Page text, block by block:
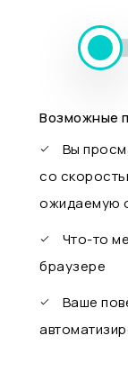
Возможные
Вы
со
ожидаемую
Что-то
браузере
Ваше